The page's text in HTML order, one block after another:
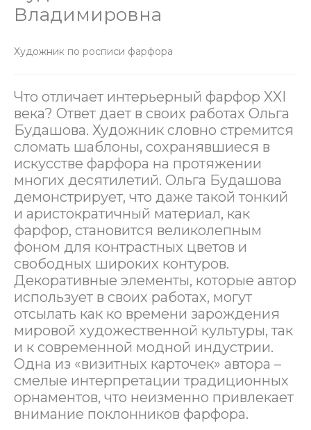
Владимировна
Художник по росписи фарфора
Что отличает интерьерный фарфор XXI
века? Ответ дает в своих работах Ольга
Будашова. Художник словно стремится
сломать шаблоны, сохранявшиеся в
искусстве фарфора на протяжении
многих десятилетий. Ольга Будашова
демонстрирует, что даже такой тонкий
и аристократичный материал, как
фарфор, становится великолепным
фоном для контрастных цветов и
свободных широких контуров.
Декоративные элементы, которые автор
использует в своих работах, могут
отсылать как ко времени зарождения
мировой художественной культуры, так
и к современной модной индустрии.
Одна из «визитных карточек» автора –
смелые интерпретации традиционных
орнаментов, что неизменно привлекает
внимание поклонников фарфора.